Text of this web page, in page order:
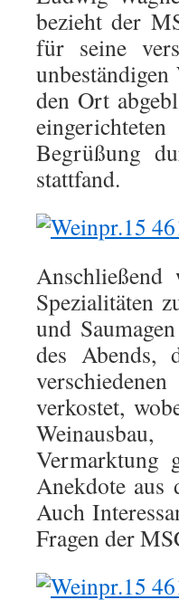
bezieht der
für seine
den Ort
Begrüßung
stattfand.
Spezialitäten
und
des Abends,
verkostet,
Vermarktung
Anekdote aus
Auch
Fragen der